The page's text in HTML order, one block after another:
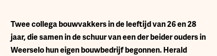
Twee collega bouwvakkers in de leeftijd van 26 en 28
jaar, die samen in de schuur van een der beider ouders in
Weerselo hun eigen bouwbedrijf begonnen. Herald